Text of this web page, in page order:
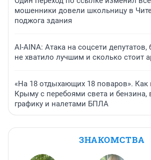
мошенники довели школьницу в
поджога здания
AI-AINA: Атака на соцсети
не хватило лучшим и сколько стоит
«На 18 отдыхающих 18 поваров». Как
Крыму с перебоями света и бензина,
графику и налетами БПЛА
ЗНАКОМСТВА